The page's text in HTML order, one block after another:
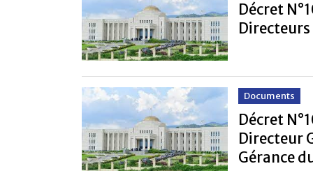
Décret
Documents
Décret
Directeur
Gérance